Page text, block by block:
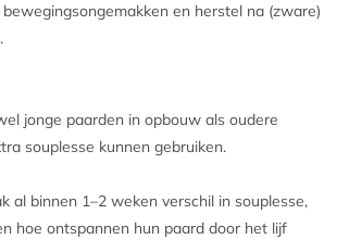
en herstel na (zware)
jonge paarden in opbouw als oudere
souplesse kunnen gebruiken.
al binnen 1–2 weken verschil in souplesse,
hoe ontspannen hun paard door het lijf